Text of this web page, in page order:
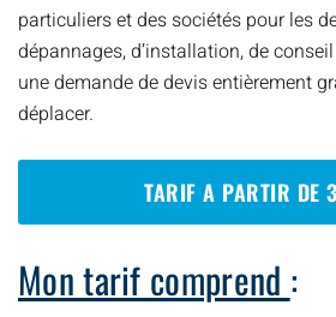
particuliers et des sociétés pour les
dépannages, d’installation, de
une demande de devis entièrement
déplacer.
TARIF A PARTIR DE
Mon tarif comprend :